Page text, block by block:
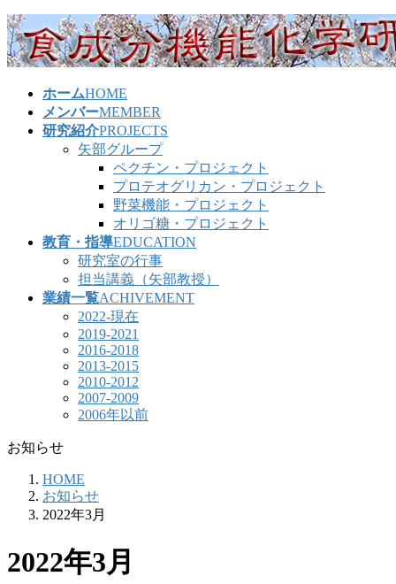
コ
ン
テ
ナ
ビ
ゲ
ホームHOME
メンバーMEMBER
研究紹介PROJECTS
矢部グループ
ペクチン・プロジェクト
プロテオグリカン・プロジェクト
野菜機能・プロジェクト
オリゴ糖・プロジェクト
教育・指導EDUCATION
研究室の行事
担当講義（矢部教授）
業績一覧ACHIVEMENT
2022-現在
2019-2021
2016-2018
2013-2015
2010-2012
2007-2009
2006年以前
お知らせ
HOME
お知らせ
2022年3月
2022年3月